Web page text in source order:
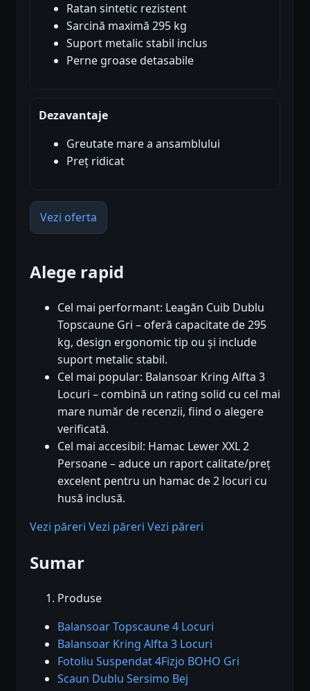
Ratan sintetic rezistent
Sarcină maximă 295 kg
Suport metalic stabil inclus
Perne groase detasabile
Dezavantaje
Greutate mare a ansamblului
Preț ridicat
Vezi oferta
Alege rapid
Cel mai performant: Leagăn Cuib Dublu
Topscaune Gri – oferă capacitate de 295
kg, design ergonomic tip ou și include
suport metalic stabil.
Cel mai popular: Balansoar Kring Alfta 3
Locuri – combină un rating solid cu cel mai
mare număr de recenzii, fiind o alegere
verificată.
Cel mai accesibil: Hamac Lewer XXL 2
Persoane – aduce un raport calitate/preț
excelent pentru un hamac de 2 locuri cu
husă inclusă.
Vezi păreri Vezi păreri Vezi păreri
Sumar
Produse
Balansoar Topscaune 4 Locuri
Balansoar Kring Alfta 3 Locuri
Fotoliu Suspendat 4Fizjo BOHO Gri
Scaun Dublu Sersimo Bej